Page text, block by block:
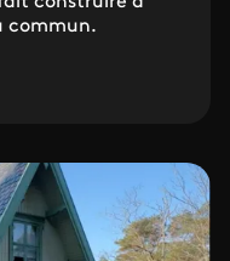
commun.